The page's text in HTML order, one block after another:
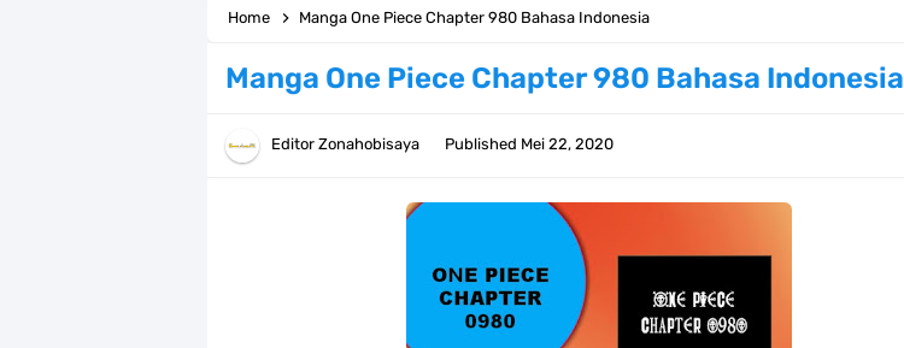
7 Fakta Ivankov One Piece, Orang Yang Mampu Menipu Sensor Wanita Milik Sanji
7 Klub Pertama Yang Menjuarai Liga Champions, Apa Klub Jagoan Kamu Termasuk
Arti Bendera Palau, Negara Kepulauan Yang Berada Di Kawasan Pasifik Barat
Home Manga One Piece Chapter 980 Bahasa Indonesia
Manga One Piece Chapter 980 Bahasa Indonesia
Editor Zonahobisaya Published Mei 22, 2020